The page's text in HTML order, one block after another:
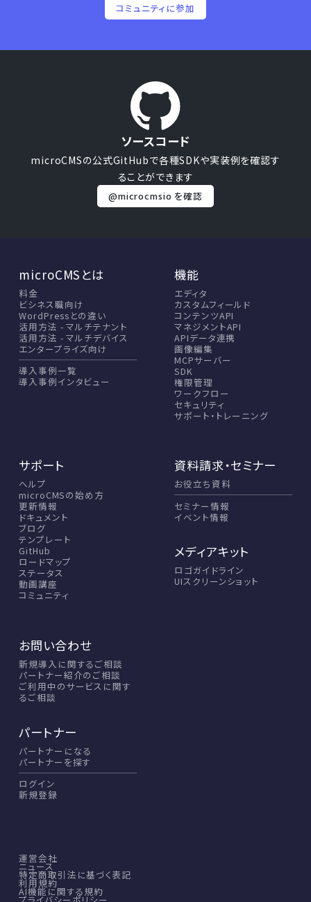
コミュニティに参加
ソースコード
microCMSの公式GitHubで各種SDKや実装例を確認す
ることができます
@microcmsio を確認
microCMSとは
料金
ビシネス職向け
WordPressとの違い
活用方法 - マルチテナント
活用方法 - マルチデバイス
エンタープライズ向け
導入事例一覧
導入事例インタビュー
機能
エディタ
カスタムフィールド
コンテンツAPI
マネジメントAPI
APIデータ連携
画像編集
MCPサーバー
SDK
権限管理
ワークフロー
セキュリティ
サポート・トレーニング
サポート
ヘルプ
microCMSの始め方
更新情報
ドキュメント
ブログ
テンプレート
GitHub
ロードマップ
ステータス
動画講座
コミュニティ
資料請求・セミナー
お役立ち資料
セミナー情報
イベント情報
メディアキット
ロゴガイドライン
UIスクリーンショット
お問い合わせ
新規導入に関するご相談
パートナー紹介のご相談
ご利用中のサービスに関す
るご相談
パートナー
パートナーになる
パートナーを探す
ログイン
新規登録
運営会社
ニュース
特定商取引法に基づく表記
利用規約
AI機能に関する規約